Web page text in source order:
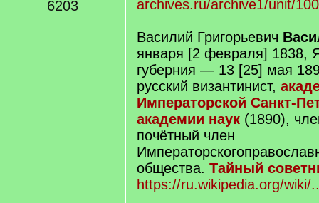
6203
archives.ru/archive1/unit/
Василий Григорьевич
января [2 февраля] 1838,
губерния — 13 [25] мая
русский византинист,
Императорской Санкт-
академии наук (1890),
почётный член
общества. Тайный
https://ru.wikipedia.org/wiki/